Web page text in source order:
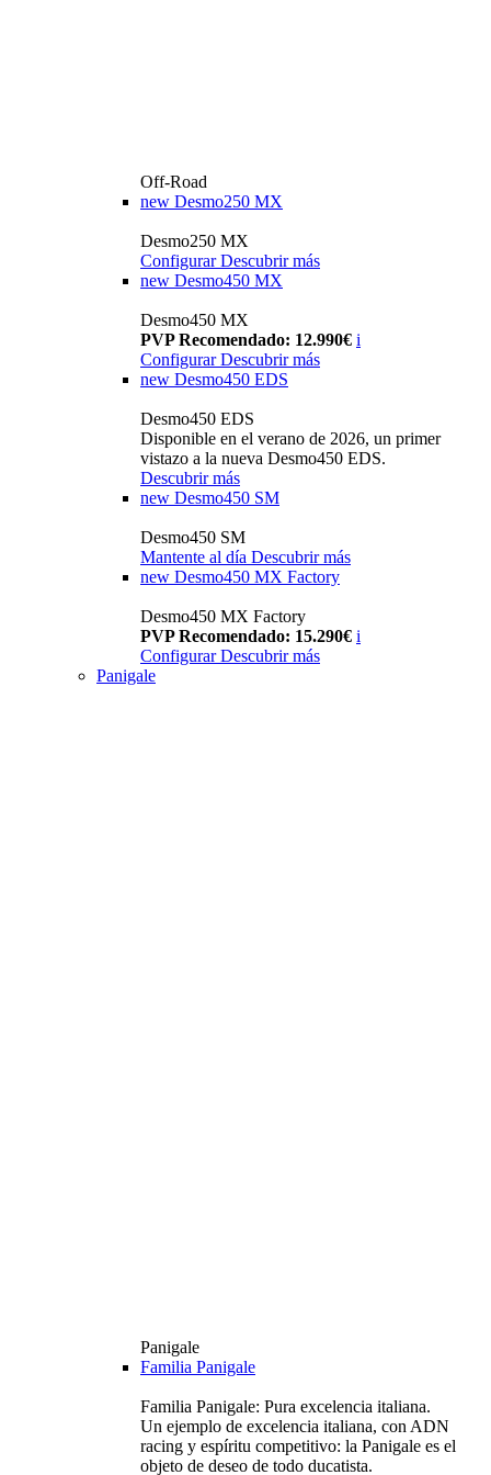
Off-Road
new Desmo250 MX
Desmo250 MX
Configurar Descubrir más
new Desmo450 MX
Desmo450 MX
PVP Recomendado: 12.990€ i
Configurar Descubrir más
new Desmo450 EDS
Desmo450 EDS
Disponible en el verano de 2026, un primer
vistazo a la nueva Desmo450 EDS.
Descubrir más
new Desmo450 SM
Desmo450 SM
Mantente al día Descubrir más
new Desmo450 MX Factory
Desmo450 MX Factory
PVP Recomendado: 15.290€ i
Configurar Descubrir más
Panigale
Panigale
Familia Panigale
Familia Panigale: Pura excelencia italiana.
Un ejemplo de excelencia italiana, con ADN
racing y espíritu competitivo: la Panigale es el
objeto de deseo de todo ducatista.